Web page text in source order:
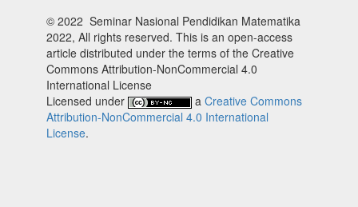
© 2022 Seminar Nasional Pendidikan Matematika
2022, All rights reserved. This is an open-access
article distributed under the terms of the Creative
Commons Attribution-NonCommercial 4.0
International License
Licensed under
a Creative Commons
Attribution-NonCommercial 4.0 International
License.